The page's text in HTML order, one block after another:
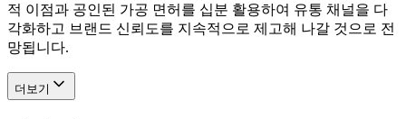
적 이점과 공인된 가공 면허를 십분 활용하여 유통 채널을 다
각화하고 브랜드 신뢰도를 지속적으로 제고해 나갈 것으로 전
망됩니다.
더보기